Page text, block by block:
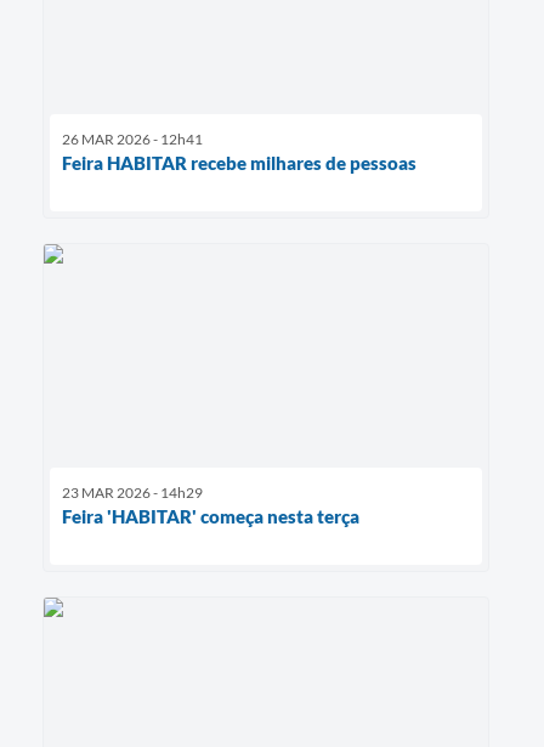
26 MAR 2026 - 12h41
Feira HABITAR recebe milhares de pessoas
23 MAR 2026 - 14h29
Feira 'HABITAR' começa nesta terça